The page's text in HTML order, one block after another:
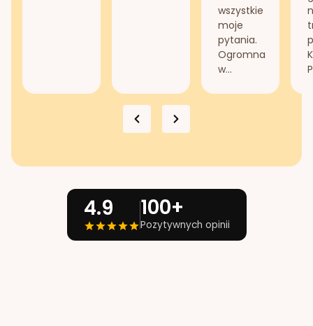
wszystkie
moje
pytania.
Ogromna
w...
4.9 100+
Pozytywnych opinii